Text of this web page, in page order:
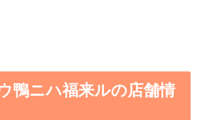
鴨ニハ福来ルの店舗情